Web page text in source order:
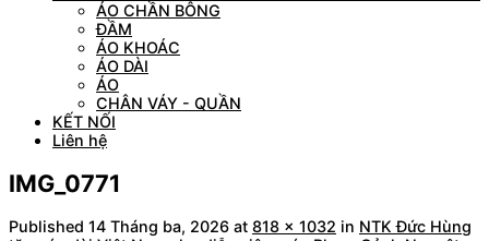
ÁO CHẦN BÔNG
ĐẦM
ÁO KHOÁC
ÁO DÀI
ÁO
CHÂN VÁY - QUẦN
KẾT NỐI
Liên hệ
IMG_0771
Published 14 Tháng ba, 2026 at 818 × 1032 in NTK Đức Hùng